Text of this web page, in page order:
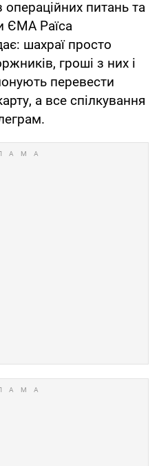
питань та
ЄМА Раїса
шахраї просто
гроші з них і
перевести
а все спілкування